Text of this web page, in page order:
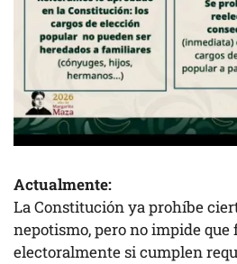
Actualmente:
La Constitución ya prohíbe
nepotismo, pero no impide
electoralmente si cumplen